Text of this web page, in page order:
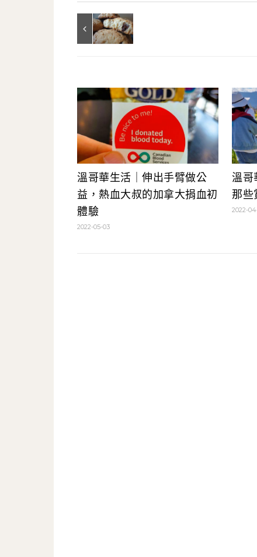
溫哥華生活｜伸出手臂做公
益，熱血大叔的加拿大捐血初
體驗
2022-05-03
溫哥
那些
2022-